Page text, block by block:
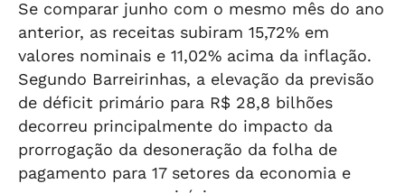
Se comparar junho com o mesmo mês do ano
anterior, as receitas subiram 15,72% em
valores nominais e 11,02% acima da inflação.
Segundo Barreirinhas, a elevação da previsão
de déficit primário para R$ 28,8 bilhões
decorreu principalmente do impacto da
prorrogação da desoneração da folha de
pagamento para 17 setores da economia e